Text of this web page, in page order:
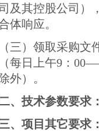
及其控股公司）
体响应。
（三 ）领取采购文
（每日上午9：
除外）。
、 技术参数要求
、 项目 其它要求